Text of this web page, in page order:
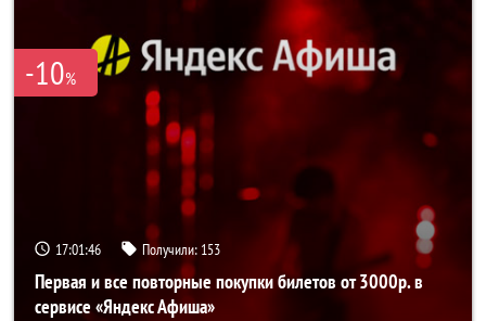
-10%
17:01:45 Получили: 153
Первая и все повторные покупки билетов от 3000р. в
сервисе «Яндекс Афиша»